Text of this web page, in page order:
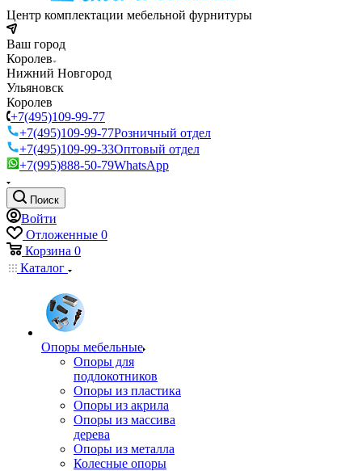
Центр комплектации мебельной фурнитуры
Ваш город
Королев
Нижний Новгород
Ульяновск
Королев
+7(495)109-99-77
+7(495)109-99-77Розничный отдел
+7(495)109-99-33Оптовый отдел
+7(995)888-50-79WhatsApp
Поиск
Войти
Отложенные 0
Корзина 0
Каталог
Опоры мебельные
Опоры для
подлокотников
Опоры из пластика
Опоры из акрила
Опоры из массива
дерева
Опоры из металла
Колесные опоры